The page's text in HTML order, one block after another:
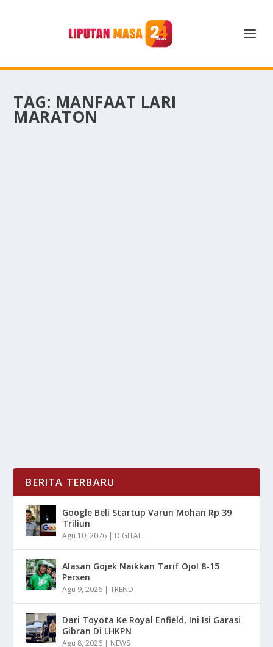
TAG: MANFAAT LARI
MARATON
BERITA TERBARU
Google Beli Startup Varun Mohan Rp 39
Triliun
Agu 10, 2026 | DIGITAL
Alasan Gojek Naikkan Tarif Ojol 8-15
Persen
Agu 9, 2026 |TREND
Dari Toyota Ke Royal Enfield, Ini Isi Garasi
Gibran Di LHKPN
Agu 8, 2026 | NEWS